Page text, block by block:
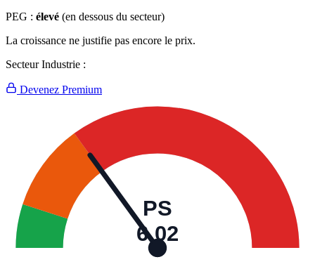
PEG : élevé (en dessous du secteur)
La croissance ne justifie pas encore le prix.
Secteur Industrie :
Devenez Premium
PS
6,02